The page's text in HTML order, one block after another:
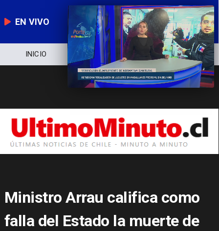
EN VIVO
NOTICIERO POLÍTICA ECONOMÍA
Ministro Arrau califica como
falla del Estado la muerte de